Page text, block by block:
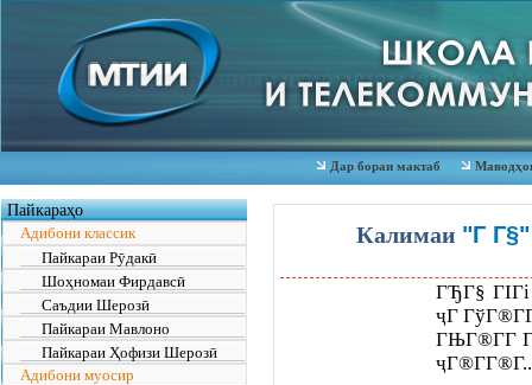
Дар бораи мактаб
Пайкараҳо
Адибони классик
Пайкараи Рӯдакӣ
Шоҳномаи Фирдавсӣ
Саъдии Шерозӣ
Пайкараи Мавлоно
Пайкараи Ҳофизи Шерозӣ
Адибони муосир
Калимаи "Г Г§"
ГЂГ§
ҷГ
ГЊГ®Г­Г